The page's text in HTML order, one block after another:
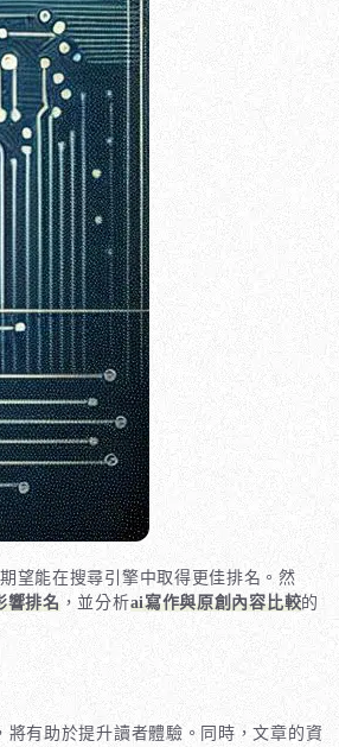
望能在搜尋引擎中取得更佳排名。然
響排名，並分析ai寫作與原創內容比較的
有助於提升讀者體驗。同時，文章的資